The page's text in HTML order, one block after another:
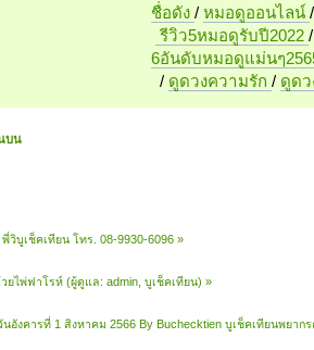
ชื่อดัง / หมอดูออนไลน์
รีวิว5หมอดูรับปี2022
6อันดับหมอดูแม่นๆ
/ ดูดวงความรัก / ดูด
บน
วิบูเช็คเทียน โทร. 08-9930-6096 »
ยไพ่ฟาโรห์ (ผู้ดูแล:admin ,บูเช็คเทียน) »
นอังคารที่ 1 สิงหาคม 2566 By Buchecktien บูเช็คเทียนพยา